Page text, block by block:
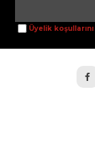
Üyelik koşullarını